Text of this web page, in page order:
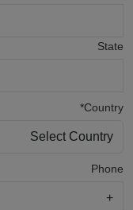
State
Country*
Phone